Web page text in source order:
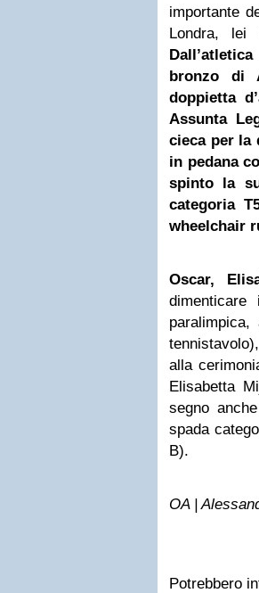
importante
Londra, lei
bronzo di
doppietta
Assunta
cieca per la
in pedana
spinto la
categoria
wheelchair
Oscar,
alla
Elisabetta
segno
spada
B).
OA |
Potrebbero